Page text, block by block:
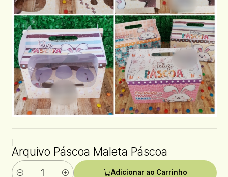
Arquivo Páscoa Maleta Páscoa
Adicionar ao Carrinho